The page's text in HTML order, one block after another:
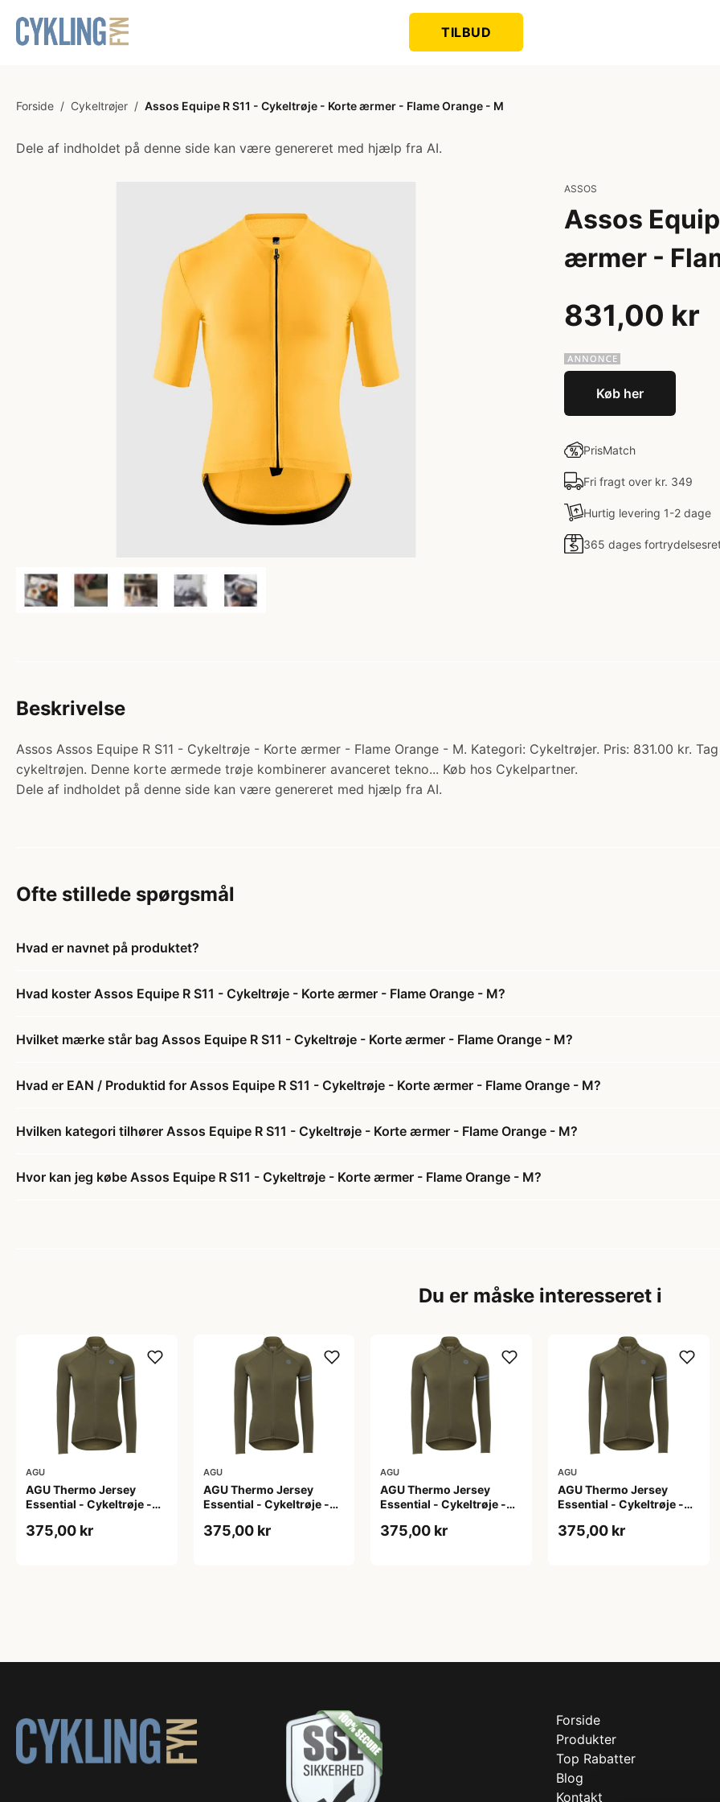
TILBUD
Forside / Cykeltrøjer / Assos Equipe R S11 - Cykeltrøje - Korte ærmer - Flame Orange - M
Dele af indholdet på denne side kan være genereret med hjælp fra AI.
ASSOS
Assos
ærmer -
831,00 kr
Køb her
PrisMatch
Fri fragt over kr. 349
Hurtig levering 1-2 dage
365 dages
Beskrivelse
Assos Assos Equipe R S11 - Cykeltrøje - Korte ærmer - Flame Orange - M. Kategori: Cykeltrøjer. Pris: 831.00 kr.
cykeltrøjen. Denne korte ærmede trøje kombinerer avanceret tekno... Køb hos Cykelpartner.
Dele af indholdet på denne side kan være genereret med hjælp fra AI.
Ofte stillede spørgsmål
Hvad er navnet på produktet?
Hvad koster Assos Equipe R S11 - Cykeltrøje - Korte ærmer - Flame Orange - M?
Hvilket mærke står bag Assos Equipe R S11 - Cykeltrøje - Korte ærmer - Flame Orange - M?
Hvad er EAN / Produktid for Assos Equipe R S11 - Cykeltrøje - Korte ærmer - Flame Orange - M?
Hvilken kategori tilhører Assos Equipe R S11 - Cykeltrøje - Korte ærmer - Flame Orange - M?
Hvor kan jeg købe Assos Equipe R S11 - Cykeltrøje - Korte ærmer - Flame Orange - M?
Du er måske interesseret i
AGU
AGU Thermo Jersey
Essential - Cykeltrøje -
375,00 kr
AGU
AGU Thermo Jersey
Essential - Cykeltrøje -
M
375,00 kr
AGU
AGU Thermo Jersey
Essential - Cykeltrøje -
375,00 kr
AGU
AGU Thermo Jersey
Essential - Cykeltrøje -
XL
375,00 kr
Forside
Produkter
Top Rabatter
Blog
Kontakt